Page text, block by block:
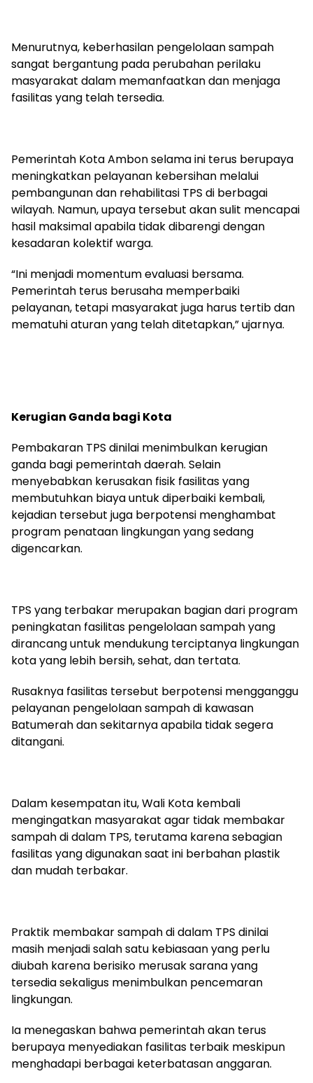
Menurutnya, keberhasilan pengelolaan sampah
sangat bergantung pada perubahan perilaku
masyarakat dalam memanfaatkan dan menjaga
fasilitas yang telah tersedia.
Pemerintah Kota Ambon selama ini terus berupaya
meningkatkan pelayanan kebersihan melalui
pembangunan dan rehabilitasi TPS di berbagai
wilayah. Namun, upaya tersebut akan sulit mencapai
hasil maksimal apabila tidak dibarengi dengan
kesadaran kolektif warga.
“Ini menjadi momentum evaluasi bersama.
Pemerintah terus berusaha memperbaiki
pelayanan, tetapi masyarakat juga harus tertib dan
mematuhi aturan yang telah ditetapkan,” ujarnya.
Kerugian Ganda bagi Kota
Pembakaran TPS dinilai menimbulkan kerugian
ganda bagi pemerintah daerah. Selain
menyebabkan kerusakan fisik fasilitas yang
membutuhkan biaya untuk diperbaiki kembali,
kejadian tersebut juga berpotensi menghambat
program penataan lingkungan yang sedang
digencarkan.
TPS yang terbakar merupakan bagian dari program
peningkatan fasilitas pengelolaan sampah yang
dirancang untuk mendukung terciptanya lingkungan
kota yang lebih bersih, sehat, dan tertata.
Rusaknya fasilitas tersebut berpotensi mengganggu
pelayanan pengelolaan sampah di kawasan
Batumerah dan sekitarnya apabila tidak segera
ditangani.
Dalam kesempatan itu, Wali Kota kembali
mengingatkan masyarakat agar tidak membakar
sampah di dalam TPS, terutama karena sebagian
fasilitas yang digunakan saat ini berbahan plastik
dan mudah terbakar.
Praktik membakar sampah di dalam TPS dinilai
masih menjadi salah satu kebiasaan yang perlu
diubah karena berisiko merusak sarana yang
tersedia sekaligus menimbulkan pencemaran
lingkungan.
Ia menegaskan bahwa pemerintah akan terus
berupaya menyediakan fasilitas terbaik meskipun
menghadapi berbagai keterbatasan anggaran.